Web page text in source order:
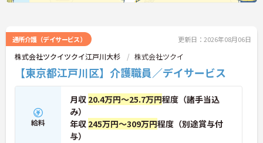
通所介護（デイサービス） 更新日：2026年08月06日
株式会社ツクイツクイ江戸川大杉 株式会社ツクイ
【東京都江戸川区】介護職員／デイサービス
給料
月収 20.4万円～25.7万円程度（諸手当込
み）
年収 245万円～309万円程度（別途賞与付
与）